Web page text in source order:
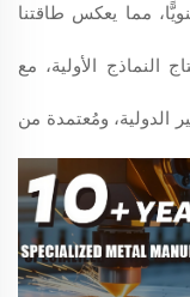
سنويًّا، مما يعكس طاقتنا
أيام فعَّالة لإنتاج النماذج الأولية، مع
الدولية، ومُعتمدة من